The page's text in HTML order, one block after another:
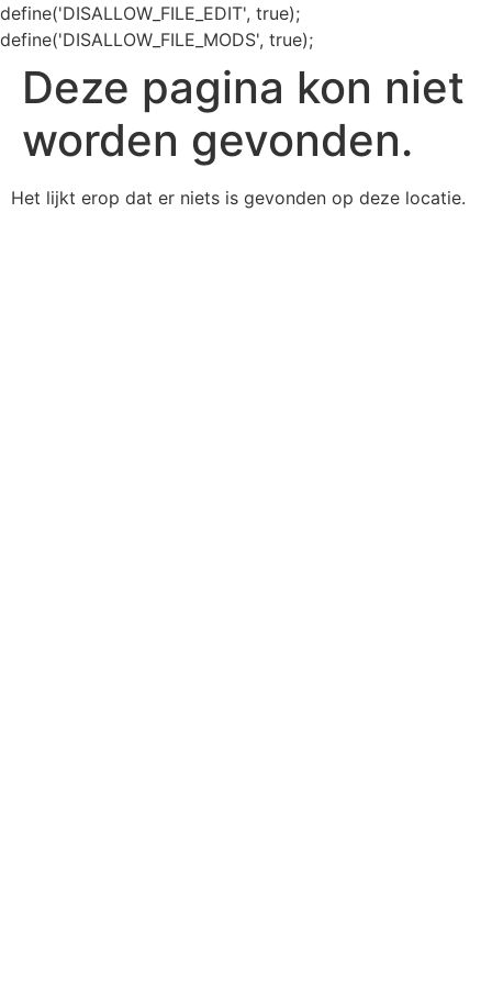
define('DISALLOW_FILE_EDIT', true);
define('DISALLOW_FILE_MODS', true);
Deze pagina kon niet
worden gevonden.
Het lijkt erop dat er niets is gevonden op deze locatie.